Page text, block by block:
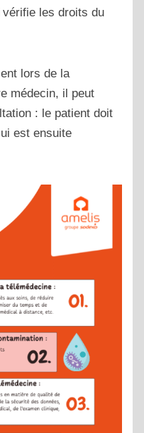
vérifie les droits du
lors de la
médecin, il peut
: le patient doit
est ensuite